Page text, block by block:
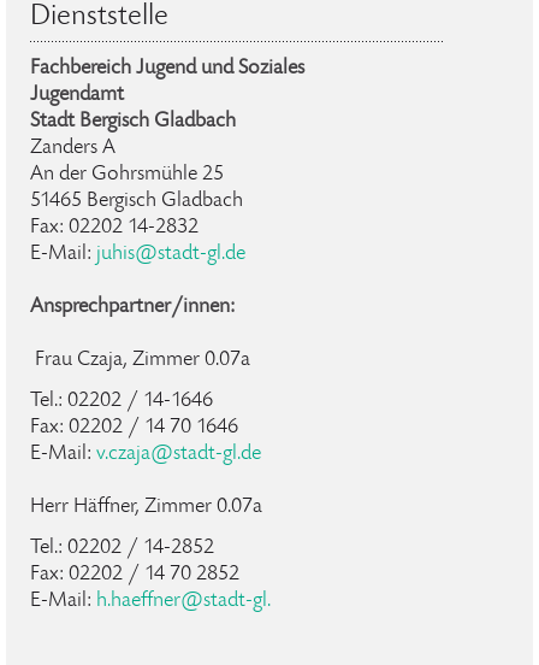
Dienststelle
Fachbereich Jugend und Soziales
Jugendamt
Stadt Bergisch Gladbach
Zanders A
An der Gohrsmühle 25
51465 Bergisch Gladbach
Fax: 02202 14-2832
E-Mail: juhis@stadt-gl.de
Ansprechpartner/innen:
Frau Czaja, Zimmer 0.07a
Tel.: 02202 / 14-1646
Fax: 02202 / 14 70 1646
E-Mail: v.czaja@stadt-gl.de
Herr Häffner, Zimmer 0.07a
Tel.: 02202 / 14-2852
Fax: 02202 / 14 70 2852
E-Mail: h.haeffner@stadt-gl.